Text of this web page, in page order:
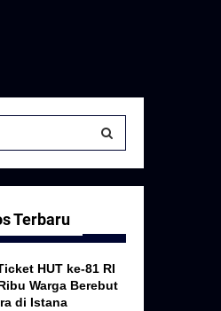
S
A
R
Terbaru
HUT ke-81 RI
Warga Berebut
di Istana